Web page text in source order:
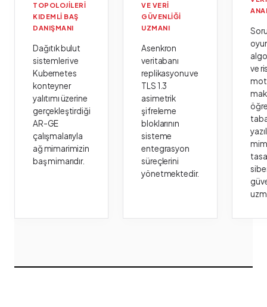
TOPOLOJILERI
KIDEMLI BAŞ
DANIŞMANI
Dağıtık bulut
sistemleri ve
Kubernetes
konteyner
yalıtımı üzerine
gerçekleştirdiği
AR-GE
çalışmalarıyla
ağ mimarimizin
baş mimarıdır.
VE VERI
GÜVENLIĞI
UZMANI
Asenkron
veritabanı
replikasyonu ve
TLS 1.3
asimetrik
şifreleme
bloklarının
sisteme
entegrasyon
süreçlerini
yönetmektedir.
ve